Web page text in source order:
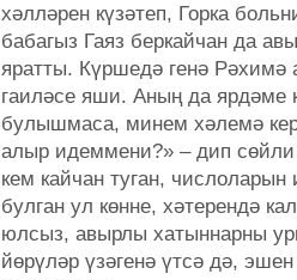
хәлләрен күзәтеп, Горка
бабагыз Гаяз беркайчан да
яратты. Күршедә генә Рәхимә
гаиләсе яши. Аның да ярдәме
булышмаса, минем хәлемә
алыр идеммени?» – дип
кем кайчан туган,
булган ул көнне, хәтерендә
юлсыз, авырлы хатыннарны
йөрүләр үзәгенә үтсә дә,